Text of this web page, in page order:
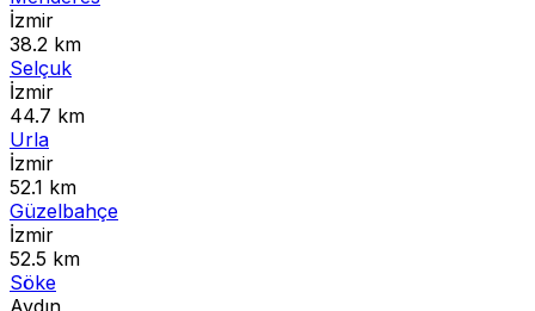
İzmir
38.2 km
Selçuk
İzmir
44.7 km
Urla
İzmir
52.1 km
Güzelbahçe
İzmir
52.5 km
Söke
Aydın